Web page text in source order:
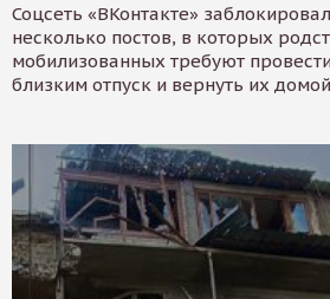
Соцсеть «ВКонтакте»
несколько постов, в которых
мобилизованных требуют
близким отпуск и вернуть их домой